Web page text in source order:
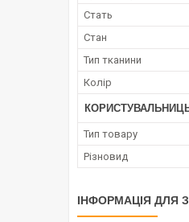
Стать
Стан
Тип тканини
Колір
Тип товару
Різновид
ІНФОРМАЦІЯ ДЛЯ